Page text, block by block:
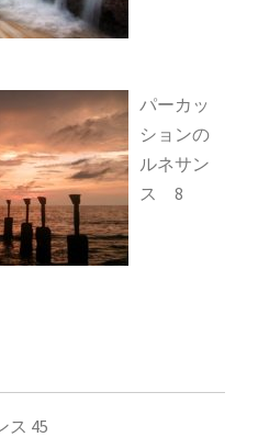
パーカッ
ションの
ルネサン
ス 8
ス 45